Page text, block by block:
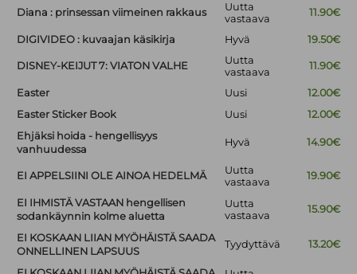
Diana : prinsessan viimeinen rakkaus
Uutta
vastaava
11.90€
DIGIVIDEO : kuvaajan käsikirja Hyvä 19.50€
DISNEY-KEIJUT 7: VIATON VALHE
Uutta
vastaava
11.90€
Easter Uusi
12.00€
Easter Sticker Book
Uusi
12.00€
Ehjäksi hoida - hengellisyys
vanhuudessa
Hyvä 14.90€
EI APPELSIINI OLE AINOA HEDELMÄ
Uutta
vastaava
19.90€
EI IHMISTÄ VASTAAN hengellisen
sodankäynnin kolme aluetta
Uutta
vastaava
15.90€
EI KOSKAAN LIIAN MYÖHÄISTÄ SAADA
ONNELLINEN LAPSUUS
Tyydyttävä 13.20€